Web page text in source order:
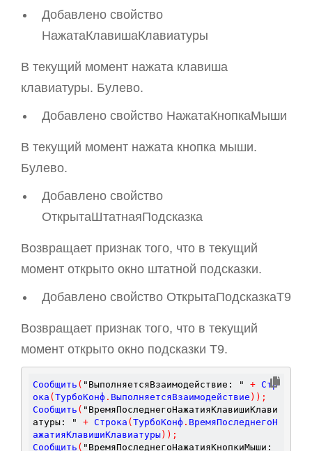
Добавлено свойство
НажатаКлавишаКлавиатуры
В текущий момент нажата клавиша
клавиатуры. Булево.
Добавлено свойство НажатаКнопкаМыши
В текущий момент нажата кнопка мыши.
Булево.
Добавлено свойство
ОткрытаШтатнаяПодсказка
Возвращает признак того, что в текущий
момент открыто окно штатной подсказки.
Добавлено свойство ОткрытаПодсказкаT9
Возвращает признак того, что в текущий
момент открыто окно подсказки T9.
Сообщить ( "ВыполняетсяВзаимодействие: " + Стр
ока (ТурбоКонф . ВыполняетсяВзаимодействие ) ) ;
Сообщить ( "ВремяПоследнегоНажатияКлавишиКлави
атуры: "
+ Строка (ТурбоКонф . ВремяПоследнегоН
ажатияКлавишиКлавиатуры) ) ;
Сообщить ( "ВремяПоследнегоНажатияКнопкиМыши: